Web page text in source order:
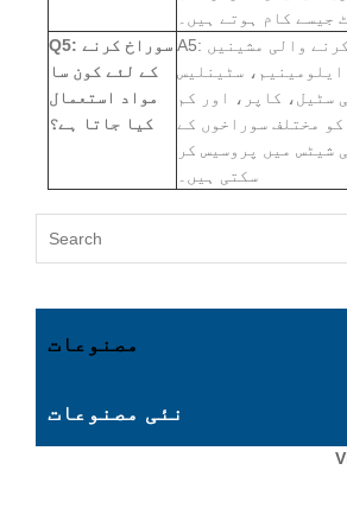
جیسے کام ہوتے ہیں۔
Q5: سوراخ کرنے
کے لئے کون سا
مواد استعمال
کیا جاتا ہے؟
A5: دھاتی سوراخ کرنے والی مشینیں
سٹینلیس
سٹیل، کاپر، اور کم
مختلف سوراخوں کے
شیٹس میں پروسیس کر
سکتی ہیں۔
مصنوعات
نئی مصنوعات